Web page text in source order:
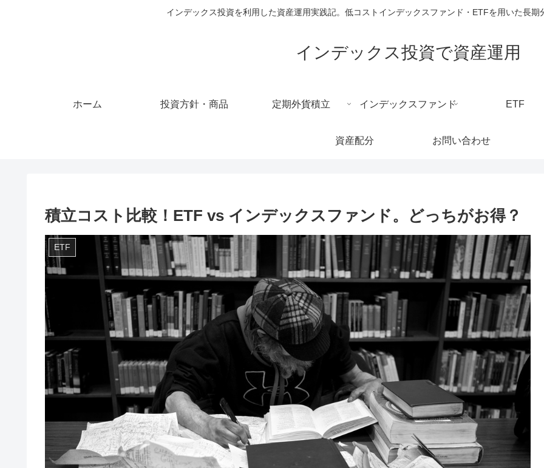
インデックス投資を利用した資産運用実践記。低コストインデックスファンド・ETFを用いた長期
インデックス投資で資産運用
ホーム 投資方針・商品 定期外貨積立 インデックスファンド ETF
資産配分 お問い合わせ
積立コスト比較！ETF vs インデックスファンド。どっちがお得？
ETF